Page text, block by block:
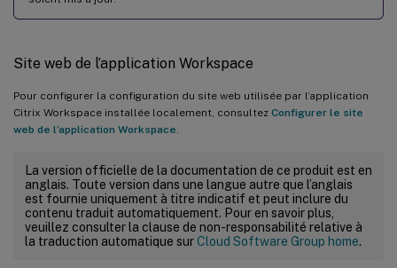
Site web de l’application Workspace
Pour configurer la configuration du site web utilisée par l’application
Citrix Workspace installée localement, consultez Configurer le site
web de l’application Workspace
La version officielle de la documentation de ce produit est en
anglais. Toute version dans une langue autre que l’anglais
est fournie uniquement à titre indicatif et peut inclure du
contenu traduit automatiquement. Pour en savoir plus,
veuillez consulter la clause de non-responsabilité relative à
la traduction automatique surCloud Software Group home.